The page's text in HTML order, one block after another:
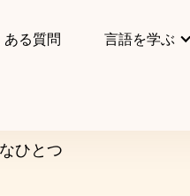
ある質問 言語を学ぶ
ひとつ